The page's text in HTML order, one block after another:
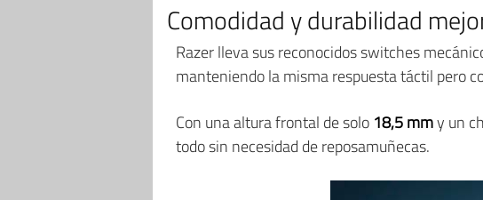
Comodidad y durabilidad
Razer lleva sus reconocidos switches
manteniendo la misma respuesta táctil pero
Con una altura frontal de solo 18,5 mmy un
todo sin necesidad de reposamuñecas.